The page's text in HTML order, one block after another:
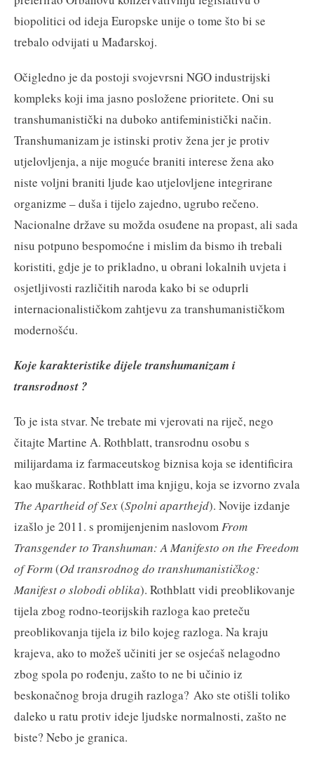
biopolitici od ideja Europske unije o tome što bi se
trebalo odvijati u Mađarskoj.
Očigledno je da postoji svojevrsni NGO industrijski
kompleks koji ima jasno posložene prioritete. Oni su
transhumanistički na duboko antifeministički način.
Transhumanizam je istinski protiv žena jer je protiv
utjelovljenja, a nije moguće braniti interese žena ako
niste voljni braniti ljude kao utjelovljene integrirane
organizme – duša i tijelo zajedno, ugrubo rečeno.
Nacionalne države su možda osuđene na propast, ali sada
nisu potpuno bespomoćne i mislim da bismo ih trebali
koristiti, gdje je to prikladno, u obrani lokalnih uvjeta i
osjetljivosti različitih naroda kako bi se oduprli
internacionalističkom zahtjevu za transhumanističkom
modernošću.
Koje karakteristike dijele transhumanizam i
transrodnost ?
To je ista stvar. Ne trebate mi vjerovati na riječ, nego
čitajte Martine A. Rothblatt, transrodnu osobu s
milijardama iz farmaceutskog biznisa koja se identificira
kao muškarac. Rothblatt ima knjigu, koja se izvorno zvala
The Apartheid of Sex(Spolni aparthejd). Novije izdanje
izašlo je 2011. s promijenjenim naslovomFrom
Transgender to Transhuman: A Manifesto on the Freedom
of Form(Od transrodnog do transhumanističkog:
Manifest o slobodi oblika). Rothblatt vidi preoblikovanje
tijela zbog rodno-teorijskih razloga kao preteču
preoblikovanja tijela iz bilo kojeg razloga. Na kraju
krajeva, ako to možeš učiniti jer se osjećaš nelagodno
zbog spola po rođenju, zašto to ne bi učinio iz
beskonačnog broja drugih razloga? Ako ste otišli toliko
daleko u ratu protiv ideje ljudske normalnosti, zašto ne
biste? Nebo je granica.